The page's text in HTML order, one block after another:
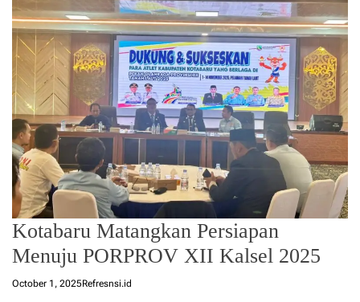
Kotabaru Matangkan Persiapan
Menuju PORPROV XII Kalsel 2025
October 1, 2025Refresnsi.id